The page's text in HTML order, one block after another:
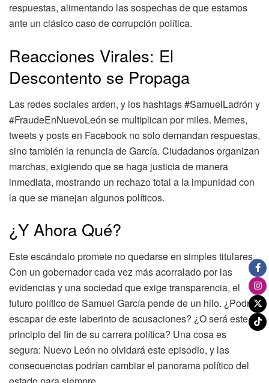
respuestas, alimentando las sospechas de que estamos
ante un clásico caso de corrupción política.
Reacciones Virales: El
Descontento se Propaga
Las redes sociales arden, y los hashtags #SamuelLadrón y
#FraudeEnNuevoLeón se multiplican por miles. Memes,
tweets y posts en Facebook no solo demandan respuestas,
sino también la renuncia de García. Ciudadanos organizan
marchas, exigiendo que se haga justicia de manera
inmediata, mostrando un rechazo total a la impunidad con
la que se manejan algunos políticos.
¿Y Ahora Qué?
Este escándalo promete no quedarse en simples titulares.
Con un gobernador cada vez más acorralado por las
evidencias y una sociedad que exige transparencia, el
futuro político de Samuel García pende de un hilo. ¿Podrá
escapar de este laberinto de acusaciones? ¿O será este el
principio del fin de su carrera política? Una cosa es
segura: Nuevo León no olvidará este episodio, y las
consecuencias podrían cambiar el panorama político del